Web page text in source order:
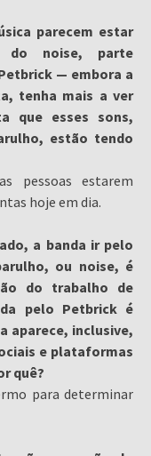
parecem estar
do noise, parte
— embora a
tenha mais a ver
que esses sons,
estão tendo
pessoas estarem
hoje em dia.
a banda ir pelo
ou noise, é
do trabalho de
pelo Petbrick é
aparece, inclusive,
e plataformas
quê?
para determinar